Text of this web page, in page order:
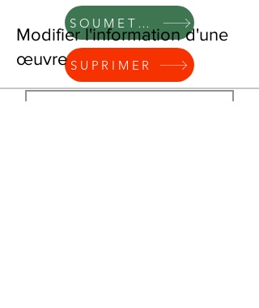
SOUMETTRE
SUPRIMER
Modifier l'information d'une
œuvre